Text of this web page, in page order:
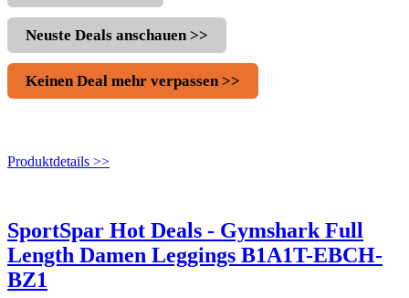
Neuste Deals anschauen >>
Keinen Deal mehr verpassen >>
Produktdetails >>
SportSpar Hot Deals - Gymshark Full
Length Damen Leggings B1A1T-EBCH-
BZ1